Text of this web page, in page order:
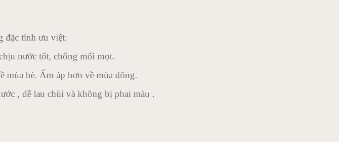
đặc tính ưu việt:
nước tốt, chống mối mọt.
mùa hè. Ấm áp hơn về mùa đông.
, dễ lau chùi và không bị phai màu .